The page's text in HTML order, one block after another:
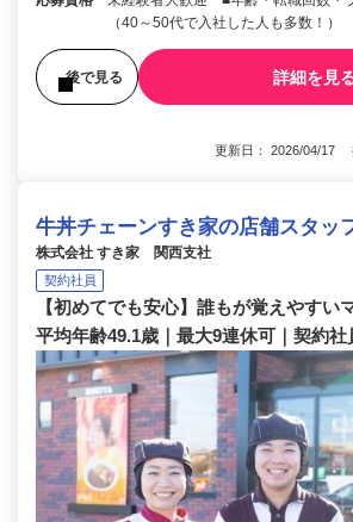
（40～50代で入社した人も多数！
後で見る 詳細を見
更新日： 2026/04/17
牛丼チェーンすき家の店舗スタッ
株式会社 すき家 関西支社
契約社員
【初めてでも安心】誰もが覚えやすい
平均年齢49.1歳｜最大9連休可｜契約社